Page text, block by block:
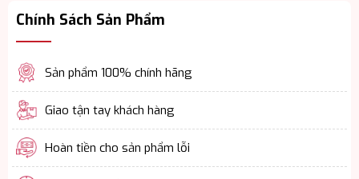
Chính Sách Sản Phẩm
Sản phẩm 100% chính hãng
Giao tận tay khách hàng
Hoàn tiền cho sản phẩm lỗi